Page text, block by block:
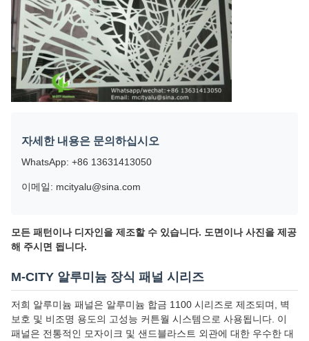
자세한 내용은 문의하십시오
WhatsApp: +86 13631413050
이메일: mcityalu@sina.com
모든 패턴이나 디자인을 제조할 수 있습니다. 도면이나 사진을 제공
해 주시면 됩니다.
M-CITY 알루미늄 장식 패널 시리즈
저희 알루미늄 패널은 알루미늄 합금 1100 시리즈로 제조되며, 벽
보호 및 비조명 용도의 고성능 커튼월 시스템으로 사용됩니다. 이
패널은 전통적인 모자이크 및 샌드블라스트 외관에 대한 우수한 대